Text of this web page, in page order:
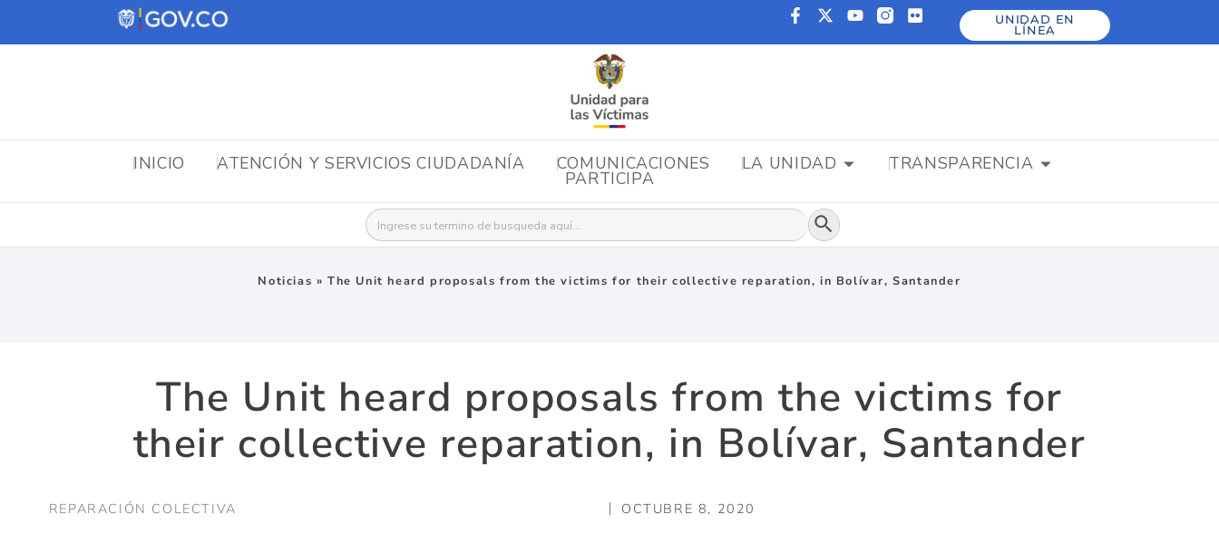
UNIDAD EN
LÍNEA
INICIO ATENCIÓN Y SERVICIOS CIUDADANÍA COMUNICACIONES LA UNIDAD TRANSPARENCIA
PARTICIPA
Buscar: Botón de búsqueda
Noticias » The Unit heard proposals from the victims for their collective reparation, in Bolívar, Santander
The Unit heard proposals from the victims for
their collective reparation, in Bolívar, Santander
REPARACIÓN COLECTIVA OCTUBRE 8, 2020